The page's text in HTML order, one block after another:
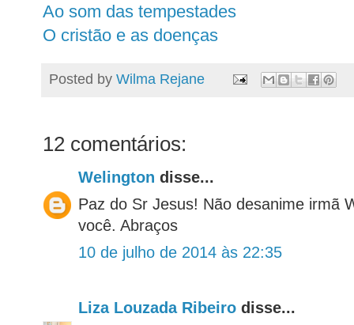
Ao som das tempestades
O cristão e as doenças
Posted by Wilma Rejane
12 comentários:
Welington disse...
Paz do Sr Jesus! Não desanime irmã
você. Abraços
10 de julho de 2014 às 22:35
Liza Louzada Ribeiro disse...